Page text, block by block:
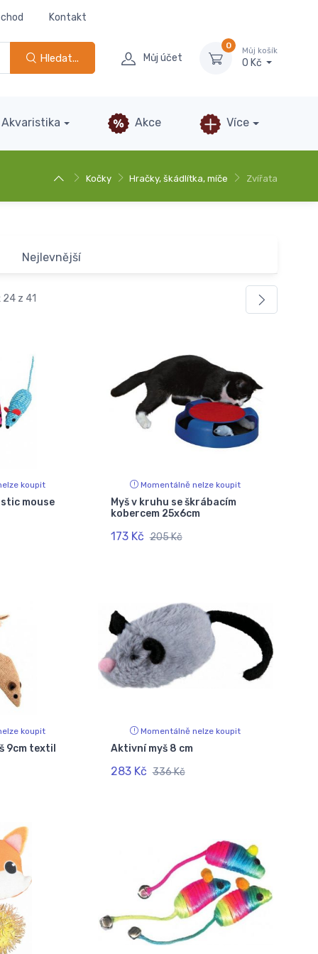
Kontakt
Hledat... Můj účet
0
Můj košík
0 Kč
Akce Více
Kočky Hračky, škádlítka, míče Zvířata
Nejlevnější
z 41
koupit
mouse
Momentálně nelze koupit
Myš v kruhu se škrábacím
kobercem 25x6cm
173 Kč 205 Kč
koupit
9cm textil
Momentálně nelze koupit
Aktivní myš 8 cm
283 Kč 336 Kč